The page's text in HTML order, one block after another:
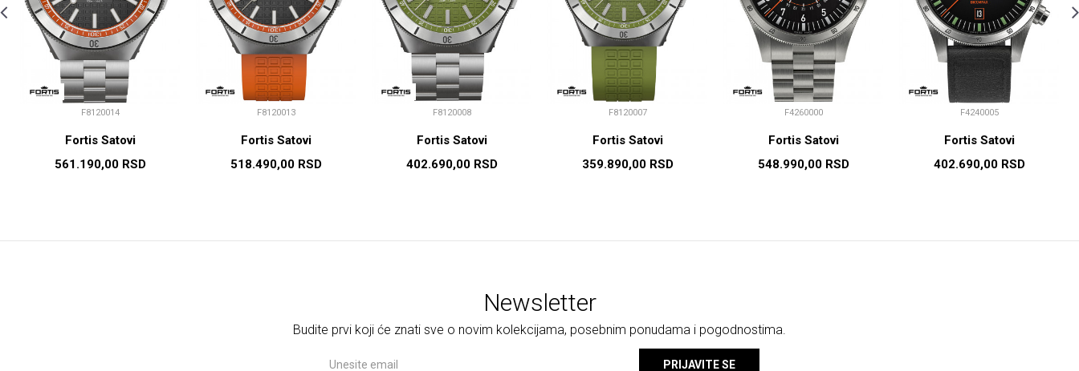
F8120014
Fortis Satovi
561.190,00 RSD
F8120013
Fortis Satovi
518.490,00 RSD
F8120008
Fortis Satovi
402.690,00 RSD
F8120007
Fortis Satovi
359.890,00 RSD
F4260000
Fortis Satovi
548.990,00 RSD
F4240005
Fortis Satovi
402.690,00 RSD
Newsletter
Budite prvi koji će znati sve o novim kolekcijama, posebnim ponudama i pogodnostima.
PRIJAVITE SE